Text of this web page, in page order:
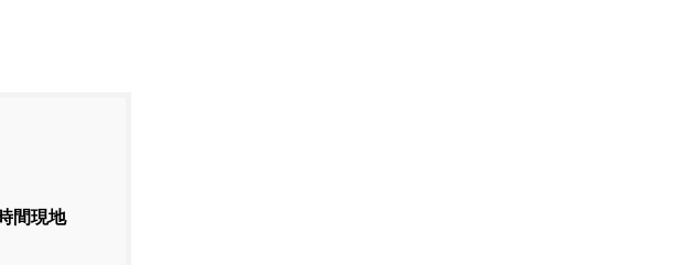
間現地